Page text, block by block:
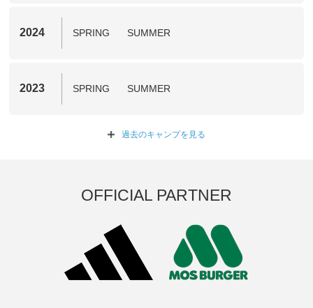
2024 SPRING SUMMER
2023 SPRING SUMMER
過去のキャンプを 見る
OFFICIAL PARTNER